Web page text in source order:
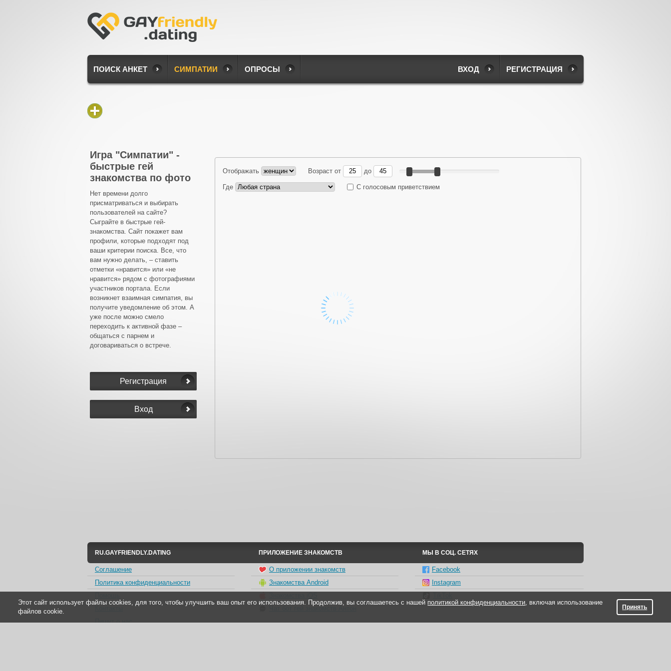
ПОИСК АНКЕТ СИМПАТИИ ОПРОСЫ РЕГИСТРАЦИЯ
ВХОД
Игра "Симпатии" -
быстрые гей
знакомства по фото
Нет времени долго
присматриваться и выбирать
пользователей на сайте?
Сыграйте в быстрые гей-
знакомства. Сайт покажет вам
профили, которые подходят под
ваши критерии поиска. Все, что
вам нужно делать, – ставить
отметки «нравится» или «не
нравится» рядом с фотографиями
участников портала. Если
возникнет взаимная симпатия, вы
получите уведомление об этом. А
уже после можно смело
переходить к активной фазе –
общаться с парнем и
договариваться о встрече.
Отображать Возраст от до
Где С голосовым приветствием
RU.GAYFRIENDLY.DATING ПРИЛОЖЕНИЕ ЗНАКОМСТВ МЫ В СОЦ. СЕТЯХ
Соглашение
Политика конфиденциальности
Пишут о нас
О приложении знакомств
Знакомства Android
Чат бот гей знакомств Антон
Facebook
Instagram
Этот сайт использует файлы cookies, для того, чтобы улучшить ваш опыт его использования. Продолжив, вы соглашаетесь с нашей политикой конфиденциальности, включая использование
файлов cookie.
Принять